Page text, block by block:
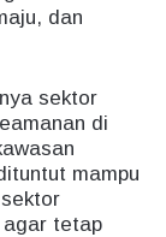
dan
sektor
di
mampu
agar tetap